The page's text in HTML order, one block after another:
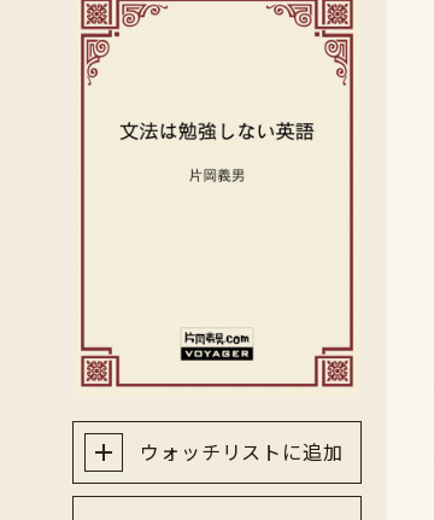
ウォッチリストに追加